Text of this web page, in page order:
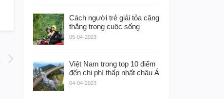
Cách người trẻ giải tỏa căng
thẳng trong cuộc sống
05-04-2023
Việt Nam trong top 10 điểm
đến chi phí thấp nhất châu Á
04-04-2023